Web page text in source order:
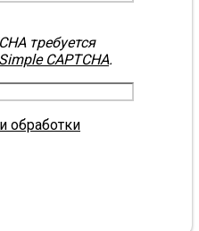
требуется
CAPTCHA.
обработки